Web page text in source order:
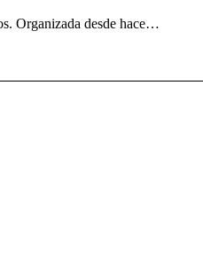
Organizada desde hace…